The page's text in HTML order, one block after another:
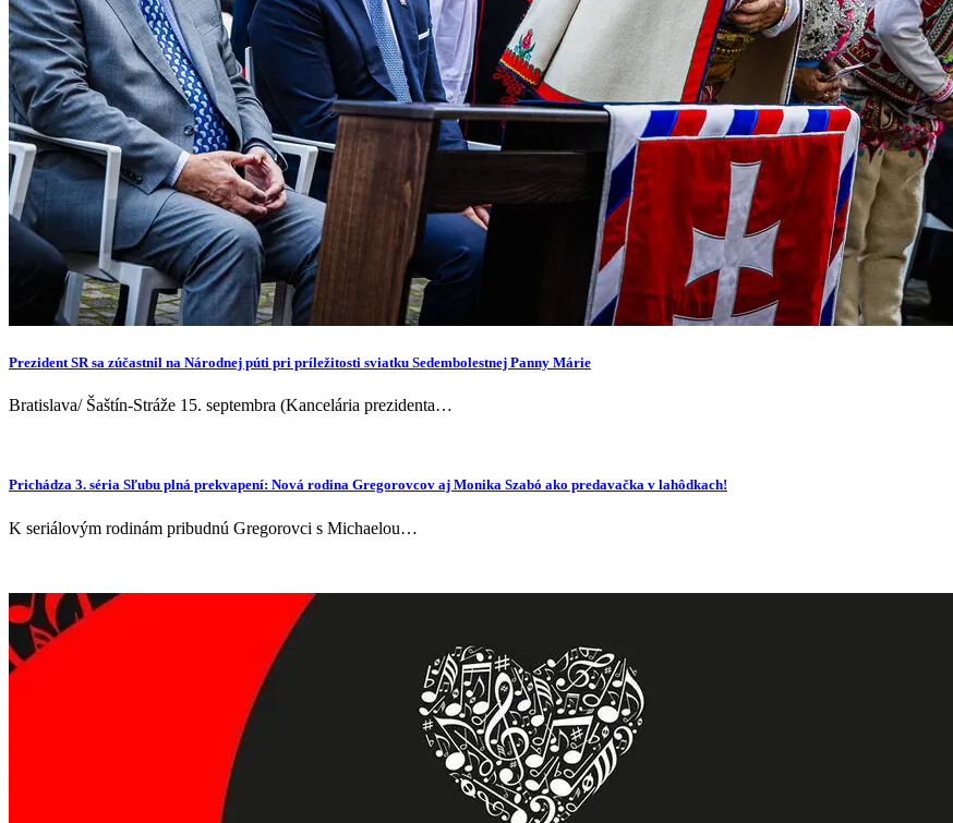
Prezident SR sa zúčastnil na Národnej púti pri príležitosti sviatku Sedembolestnej Panny Márie
Bratislava/ Šaštín-Stráže 15. septembra (Kancelária prezidenta…
Prichádza 3. séria Sľubu plná prekvapení: Nová rodina Gregorovcov aj Monika Szabó ako predavačka v lahôdkach!
K seriálovým rodinám pribudnú Gregorovci s Michaelou…